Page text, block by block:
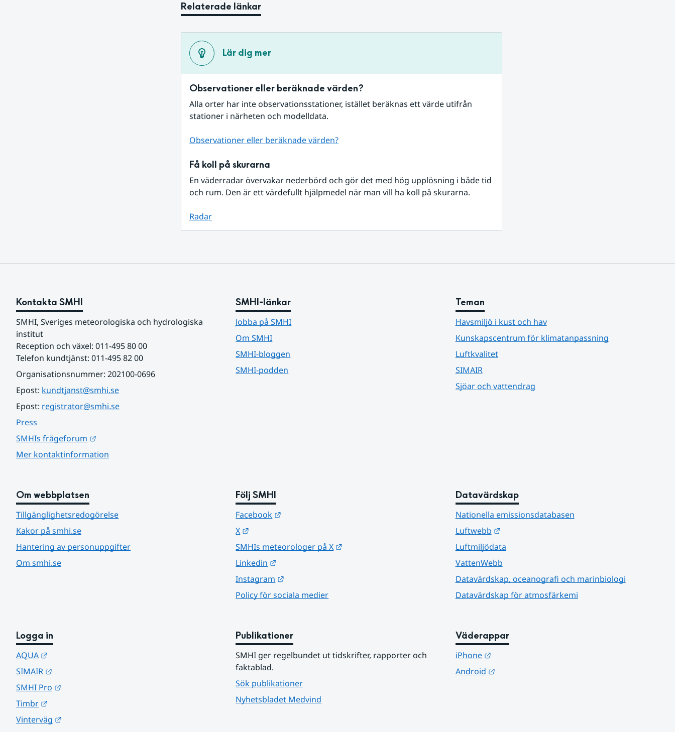
Relaterade länkar
Lär dig mer
Observationer eller beräknade värden?
Alla orter har inte observationsstationer, istället beräknas ett värde utifrån
stationer i närheten och modelldata.
Observationer eller beräknade värden?
Få koll på skurarna
En väderradar övervakar nederbörd och gör det med hög upplösning i både tid
och rum. Den är ett värdefullt hjälpmedel när man vill ha koll på skurarna.
Radar
Kontakta SMHI
SMHI, Sveriges meteorologiska och hydrologiska
institut
Reception och växel: 011-495 80 00
Telefon kundtjänst: 011-495 82 00
Organisationsnummer: 202100-0696
Epost: kundtjanst@smhi.se
Epost: registrator@smhi.se
Press
SMHIs frågeforum
Mer kontaktinformation
SMHI-länkar
Jobba på SMHI
Om SMHI
SMHI-bloggen
SMHI-podden
Teman
Havsmiljö i kust och hav
Kunskapscentrum för klimatanpassning
Luftkvalitet
SIMAIR
Sjöar och vattendrag
Om webbplatsen
Tillgänglighetsredogörelse
Kakor på smhi.se
Hantering av personuppgifter
Om smhi.se
Följ SMHI
Facebook
X
SMHIs meteorologer på X
Linkedin
Instagram
Policy för sociala medier
Datavärdskap
Nationella emissionsdatabasen
Luftwebb
Länk till annan webbplats.
Luftmiljödata
VattenWebb
Datavärdskap, oceanografi och marinbiologi
Datavärdskap för atmosfärkemi
Logga in
AQUA
SIMAIR
SMHI Pro
Timbr
Vinterväg
Publikationer
SMHI ger regelbundet ut tidskrifter, rapporter och
faktablad.
Sök publikationer
Nyhetsbladet Medvind
Väderappar
iPhone
Länk till annan webbplats.
Android
Länk till annan webbplats.